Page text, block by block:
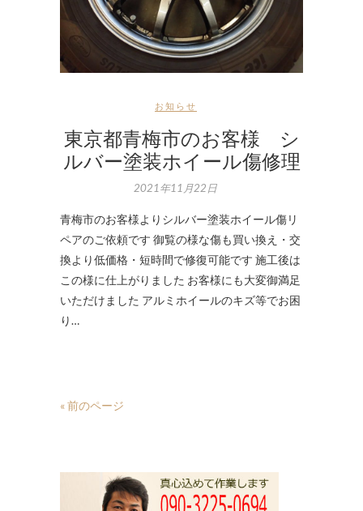
お知らせ
東京都青梅市のお客様 シ
ルバー塗装ホイール傷修理
2021年11月22日
青梅市のお客様よりシルバー塗装ホイール傷リ
ペアのご依頼です 御覧の様な傷も買い換え・交
換より低価格・短時間で修復可能です 施工後は
この様に仕上がりました お客様にも大変御満足
いただけました アルミホイールのキズ等でお困
り…
« 前のページ